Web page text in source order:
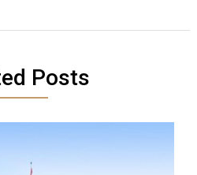
Posts